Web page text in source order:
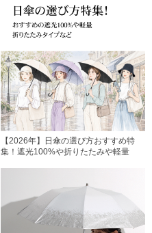
【2026年】日傘の選び方おすすめ特
集！遮光100%や折りたたみや軽量